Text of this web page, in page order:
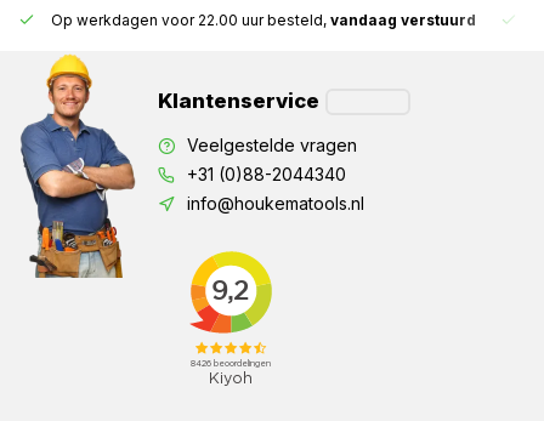
Op werkdagen voor 22.00 uur besteld, vandaag verstuurd
Klantenservice
Veelgestelde vragen
+31 (0)88-2044340
info@houkematools.nl